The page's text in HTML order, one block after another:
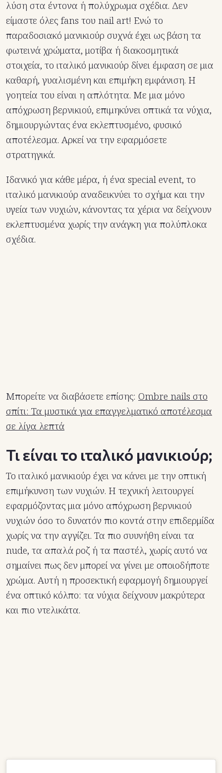
λύση στα έντονα ή πολύχρωμα σχέδια. Δεν
είμαστε όλες fans του nail art! Ενώ το
παραδοσιακό μανικιούρ συχνά έχει ως βάση τα
φωτεινά χρώματα, μοτίβα ή διακοσμητικά
στοιχεία, το ιταλικό μανικιούρ δίνει έμφαση σε μια
καθαρή, γυαλισμένη και επιμήκη εμφάνιση. Η
γοητεία του είναι η απλότητα. Με μια μόνο
απόχρωση βερνικιού, επιμηκύνει οπτικά τα νύχια,
δημιουργώντας ένα εκλεπτυσμένο, φυσικό
αποτέλεσμα. Αρκεί να την εφαρμόσετε
στρατηγικά.
Ιδανικό για κάθε μέρα, ή ένα special event, το
ιταλικό μανικιούρ αναδεικνύει το σχήμα και την
υγεία των νυχιών, κάνοντας τα χέρια να δείχνουν
εκλεπτυσμένα χωρίς την ανάγκη για πολύπλοκα
σχέδια.
Μπορείτε να διαβάσετε επίσης: Ombre nails στο
σπίτι: Τα μυστικά για επαγγελματικό αποτέλεσμα
σε λίγα λεπτά
Τι είναι το ιταλικό μανικιούρ;
Το ιταλικό μανικιούρ έχει να κάνει με την οπτική
επιμήκυνση των νυχιών. Η τεχνική λειτουργεί
εφαρμόζοντας μια μόνο απόχρωση βερνικιού
νυχιών όσο το δυνατόν πιο κοντά στην επιδερμίδα
χωρίς να την αγγίζει. Τα πιο συυνήθη είναι τα
nude, τα απαλά ροζ ή τα παστέλ, χωρίς αυτό να
σημαίνει πως δεν μπορεί να γίνει με οποιοδήποτε
χρώμα. Αυτή η προσεκτική εφαρμογή δημιουργεί
ένα οπτικό κόλπο: τα νύχια δείχνουν μακρύτερα
και πιο ντελικάτα.